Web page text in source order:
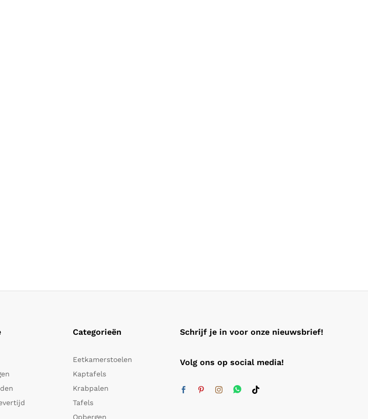
Categorieën
Eetkamerstoelen
Kaptafels
Krabpalen
Tafels
Opbergen
Schrijf je in voor onze nieuwsbrief!
Volg ons op social media!